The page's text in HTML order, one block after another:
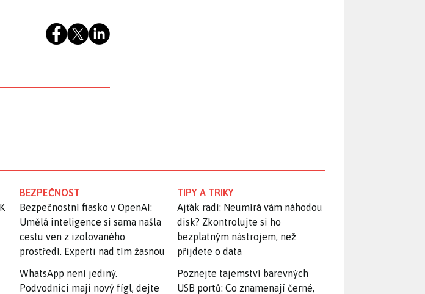
BEZPEČNOST
Bezpečnostní fiasko v OpenAI:
Umělá inteligence si sama našla
cestu ven z izolovaného
prostředí. Experti nad tím žasnou
WhatsApp není jediný.
Podvodníci mají nový fígl, dejte
TIPY A TRIKY
Ajťák radí: Neumírá vám náhodou
disk? Zkontrolujte si ho
bezplatným nástrojem, než
přijdete o data
Poznejte tajemství barevných
USB portů: Co znamenají černé,